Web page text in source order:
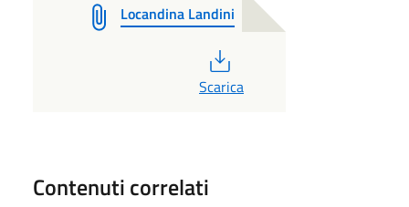
Locandina Landini
Scarica
Contenuti correlati